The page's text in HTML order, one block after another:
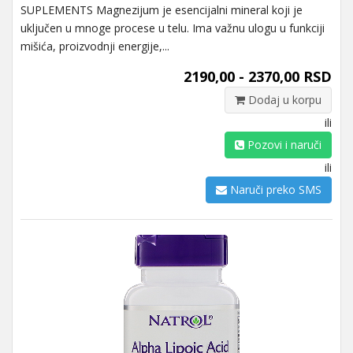
SUPLEMENTS Magnezijum je esencijalni mineral koji je
uključen u mnoge procese u telu. Ima važnu ulogu u funkciji
mišića, proizvodnji energije,...
2190,00 - 2370,00 RSD
Dodaj u korpu
ili
Pozovi i naruči
ili
Naruči preko SMS